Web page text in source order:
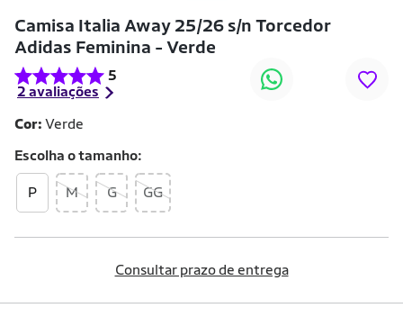
Camisa Italia Away 25/26 s/n Torcedor
Adidas Feminina - Verde
5
2 avaliações
Cor: Verde
Escolha otamanho
P M G GG
Consultar prazo de entrega